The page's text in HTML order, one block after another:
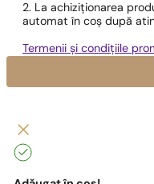
2. La achiziționarea
automat în coș după
Termenii și condițiile